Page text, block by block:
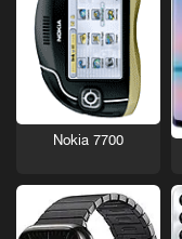
Nokia 7700